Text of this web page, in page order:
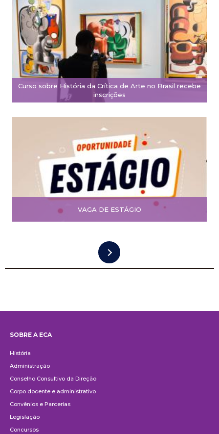
Curso sobre História da Crítica de Arte no Brasil recebe
inscrições
VAGA DE ESTÁGIO
SOBRE A ECA
História
Administração
Conselho Consultivo da Direção
Corpo docente e administrativo
Convênios e Parcerias
Legislação
Concursos